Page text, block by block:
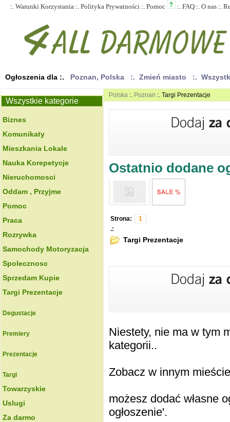
:. Warunki Korzystania :. Polityka Prywatności :. Pomoc :. FAQ :. O nas :.
Ogłoszenia dla :. Poznan, Polska :. Zmień miasto :.
Wszystkie kategorie
Biznes
Komunikaty
Mieszkania Lokale
Nauka Korepetycje
Nieruchomosci
Oddam , Przyjme
Pomoc
Praca
Rozrywka
Samochody Motoryzacja
Spolecznosc
Sprzedam Kupie
Targi Prezentacje
Degustacje
Premiery
Prezentacje
Targi
Towarzyskie
Uslugi
Za darmo
Polska :. Poznan :. Targi Prezentacje
Ostatnio dodane
Strona:
1
.:
Targi Prezentacje
Niestety, nie ma w tym
kategorii..
Zobacz w innym
możesz dodać własne
ogłoszenie'.